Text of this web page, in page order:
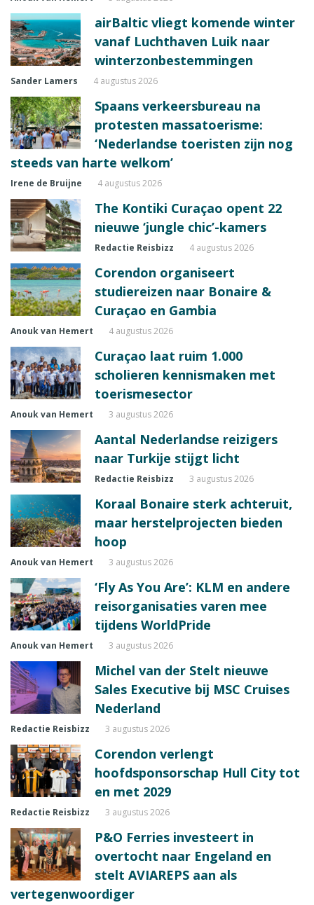
airBaltic vliegt komende winter
vanaf Luchthaven Luik naar
winterzonbestemmingen
Sander Lamers 4 augustus 2026
Spaans verkeersbureau na
protesten massatoerisme:
‘Nederlandse toeristen zijn nog
steeds van harte welkom’
Irene de Bruijne 4 augustus 2026
The Kontiki Curaçao opent 22
nieuwe ‘jungle chic’-kamers
Redactie Reisbizz 4 augustus 2026
Corendon organiseert
studiereizen naar Bonaire &
Curaçao en Gambia
Anouk van Hemert 4 augustus 2026
Curaçao laat ruim 1.000
scholieren kennismaken met
toerismesector
Anouk van Hemert 3 augustus 2026
Aantal Nederlandse reizigers
naar Turkije stijgt licht
Redactie Reisbizz 3 augustus 2026
Koraal Bonaire sterk achteruit,
maar herstelprojecten bieden
hoop
Anouk van Hemert 3 augustus 2026
‘Fly As You Are’: KLM en andere
reisorganisaties varen mee
tijdens WorldPride
Anouk van Hemert 3 augustus 2026
Michel van der Stelt nieuwe
Sales Executive bij MSC Cruises
Nederland
Redactie Reisbizz 3 augustus 2026
Corendon verlengt
hoofdsponsorschap Hull City tot
en met 2029
Redactie Reisbizz 3 augustus 2026
P&O Ferries investeert in
overtocht naar Engeland en
stelt AVIAREPS aan als
vertegenwoordiger